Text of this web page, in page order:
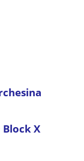
X